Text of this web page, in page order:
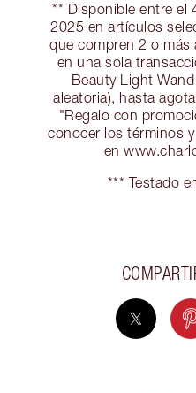
** Disponible entre el
2025 en artículos
que compren 2 o
en una sola
Beauty Light
aleatoria), hasta
"Regalo con
conocer los términos
en
*** Testado